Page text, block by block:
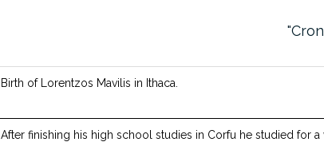
Birth of Lorentzos Mavilis in Ithaca.
After finishing his high school studies in Corfu he studied for